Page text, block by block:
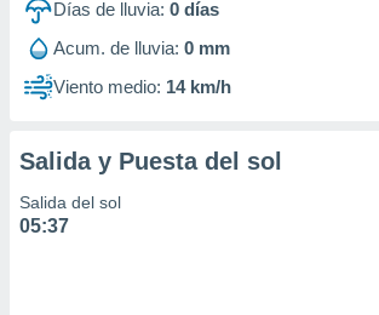
Días de lluvia: 0 días
Acum. de lluvia: 0 mm
Viento medio: 14 km/h
Salida y Puesta del sol
Salida del sol
05:37